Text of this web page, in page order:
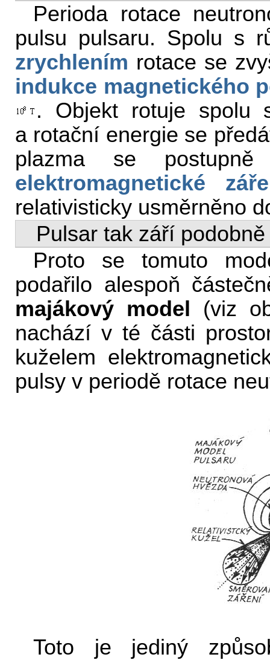
Perioda rotace
pulsu pulsaru. Spolu s
zrychlením rotace se
indukce magnetického
. Objekt rotuje spolu
a rotační energie se
plazma se
elektromagnetické
relativisticky usměrněno
Pulsar tak září
Proto se tomuto
podařilo alespoň
majákový model
(viz
nachází v té části
kuželem
pulsy v periodě rotace
Toto je jediný